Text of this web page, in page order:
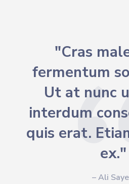
"Cras
fermentum
Ut at nunc
interdum
quis erat.
ex."
– Ali